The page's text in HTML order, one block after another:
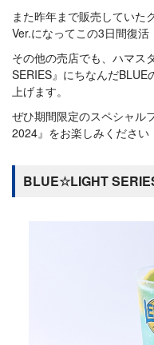
また昨年まで販売してい
Ver.になってこの3日間復活
その他の売店でも、ハマ
SERIES』にちなんだBLUE
上げます。
ぜひ期間限定のスペシャル
2024』をお楽しみください
BLUE☆LIGHT